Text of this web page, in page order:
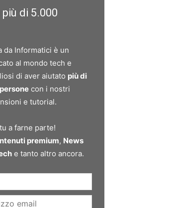
di 5.000
da Informatici è un
al mondo tech e
di aver aiutato più di
con i nostri
e tutorial.
a farne parte!
premium, News
e tanto altro ancora.